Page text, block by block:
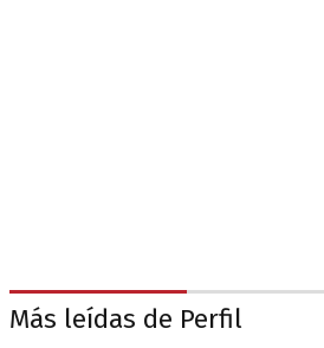
Más leídas de Perfil